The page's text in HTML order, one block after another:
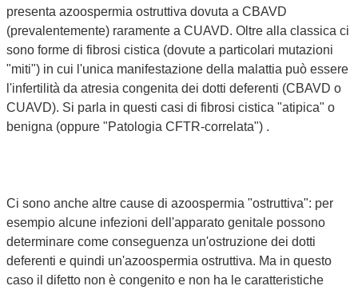
presenta azoospermia ostruttiva dovuta a CBAVD
(prevalentemente) raramente a CUAVD. Oltre alla classica ci
sono forme di fibrosi cistica (dovute a particolari mutazioni
"miti") in cui l'unica manifestazione della malattia può essere
l'infertilità da atresia congenita dei dotti deferenti (CBAVD o
CUAVD). Si parla in questi casi di fibrosi cistica "atipica" o
benigna (oppure "Patologia CFTR-correlata") .
Ci sono anche altre cause di azoospermia "ostruttiva": per
esempio alcune infezioni dell'apparato genitale possono
determinare come conseguenza un'ostruzione dei dotti
deferenti e quindi un'azoospermia ostruttiva. Ma in questo
caso il difetto non è congenito e non ha le caratteristiche